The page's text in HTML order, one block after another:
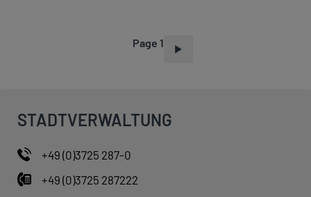
Page 1
STADTVERWALTUNG
+49 (0)3725 287-0
+49 (0)3725 287222